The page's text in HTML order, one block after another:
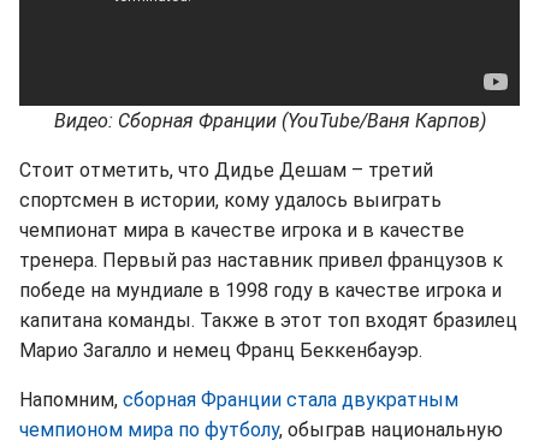
Видео: Сборная Франции (YouTube/Ваня Карпов)
Стоит отметить, что Дидье Дешам – третий
спортсмен в истории, кому удалось выиграть
чемпионат мира в качестве игрока и в качестве
тренера. Первый раз наставник привел французов к
победе на мундиале в 1998 году в качестве игрока и
капитана команды. Также в этот топ входят бразилец
Марио Загалло и немец Франц Беккенбауэр.
Напомним, сборная Франции стала двукратным
чемпионом мира по футболу, обыграв национальную